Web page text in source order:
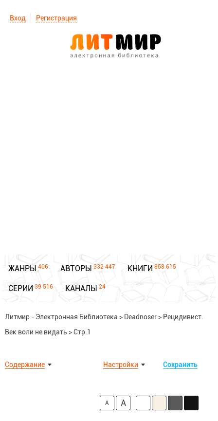
Вход Регистрация
ЖАНРЫ 406 АВТОРЫ 332 447 КНИГИ 858 615
СЕРИИ 39 516 КАНАЛЫ 24
Литмир - Электронная Библиотека > Deadnoser > Рецидивист.
Век воли не видать >Стр.1
Содержание Сохранить
Настройки
A A